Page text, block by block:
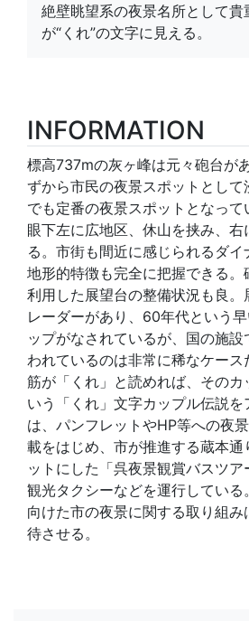
絶壁眺望系の夜景名所として貴
が“くれ”の文字に見える。
INFORMATION
標高737mの灰ヶ峰は元々砲台が
ずから市民の夜景スポットとし
でも定番の夜景スポットとなっ
眼下左に広地区、休山を挟み、右
る。市街も間近に感じられるダイ
地形的特徴も完全に把握できる
利用した展望台の整備状況も良
レーダーがあり、60年代という
ップがなされているが、国の施
われているのは非常に稀なケー
筋が「くれ」と読めれば、そのカ
いう「くれ」文字カップル伝説を
は、パンフレットやHP等への夜
載をはじめ、市が推進する蔵本通
ットにした「呉夜景観賞バスツ
観光タクシーなどを運行している
向けた市の夜景に関する取り組
待させる。